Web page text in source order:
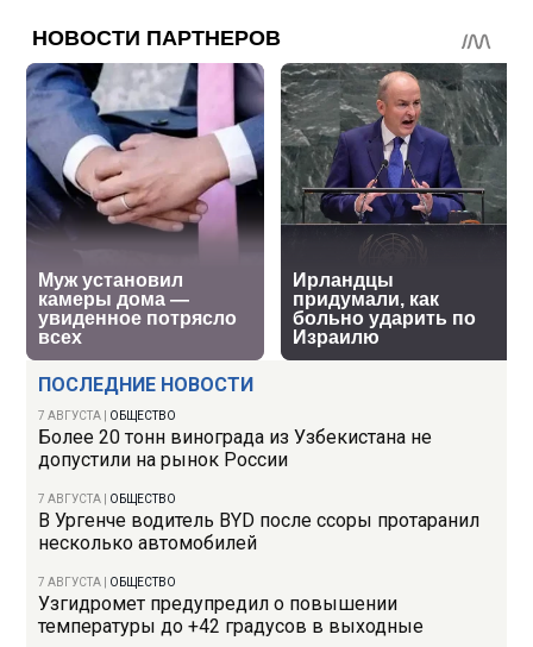
ПОСЛЕДНИЕ НОВОСТИ
7 АВГУСТА ОБЩЕСТВО
Более 20 тонн винограда из Узбекистана не
допустили на рынок России
7 АВГУСТА ОБЩЕСТВО
В Ургенче водитель BYD после ссоры протаранил
несколько автомобилей
7 АВГУСТА ОБЩЕСТВО
Узгидромет предупредил о повышении
температуры до +42 градусов в выходные